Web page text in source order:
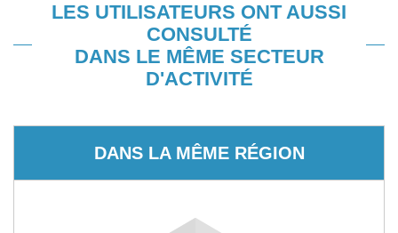
LES UTILISATEURS ONT AUSSI
CONSULTÉ
DANS LE MÊME SECTEUR
D'ACTIVITÉ
DANS LA MÊME RÉGION